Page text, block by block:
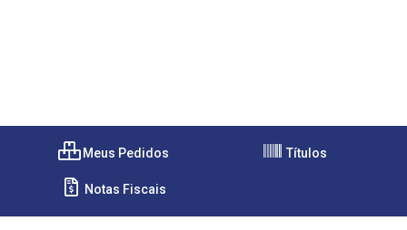
Meus Pedidos Títulos
Notas Fiscais